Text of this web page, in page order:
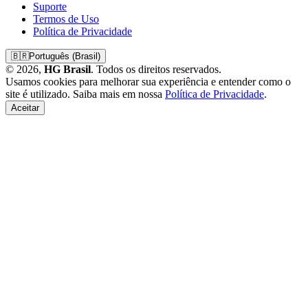
Suporte
Termos de Uso
Política de Privacidade
🇧🇷Português (Brasil)
© 2026, HG Brasil. Todos os direitos reservados.
Usamos cookies para melhorar sua experiência e entender como o
site é utilizado. Saiba mais em nossa Política de Privacidade.
Aceitar